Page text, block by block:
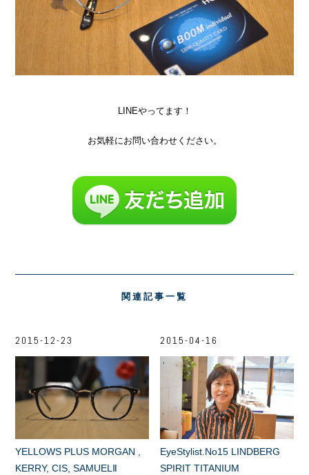
LINEやってます！
お気軽にお問い合わせください。
関連記事一覧
2015-12-23
YELLOWS PLUS MORGAN ,
KERRY, CIS, SAMUELⅡ
2015-04-16
EyeStylist.No15 LINDBERG
SPIRIT TITANIUM